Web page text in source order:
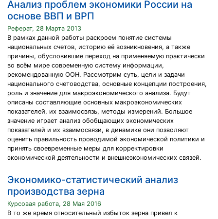
Анализ проблем экономики России на
основе ВВП и ВРП
Реферат, 28 Марта 2013
В рамках данной работы раскроем понятие системы
национальных счетов, историю её возникновения, а также
причины, обусловившие переход на применяемую практически
во всём мире современную систему информации,
рекомендованную ООН. Рассмотрим суть, цели и задачи
национального счетоводства, основные концепции построения,
роль и значение для макроэкономического анализа. Будут
описаны составляющие основных макроэкономических
показателей, их взаимосвязь, методы измерений. Большое
значение играет анализ обобщающих экономических
показателей и их взаимосвязи, в динамике они позволяют
оценить правильность проводимой экономической политики и
принять своевременные меры для корректировки
экономической деятельности и внешнеэкономических связей.
Экономико-статистический анализ
производства зерна
Курсовая работа, 28 Мая 2016
В то же время относительный избыток зерна привел к